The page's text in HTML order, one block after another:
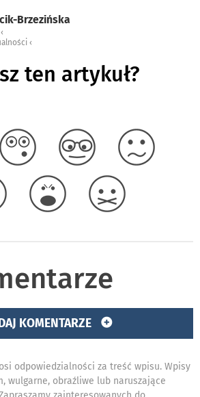
Brzezińska
‹
ten artykuł?
KOMENTARZE
odpowiedzialności za treść wpisu. Wpisy
wulgarne, obraźliwe lub naruszające